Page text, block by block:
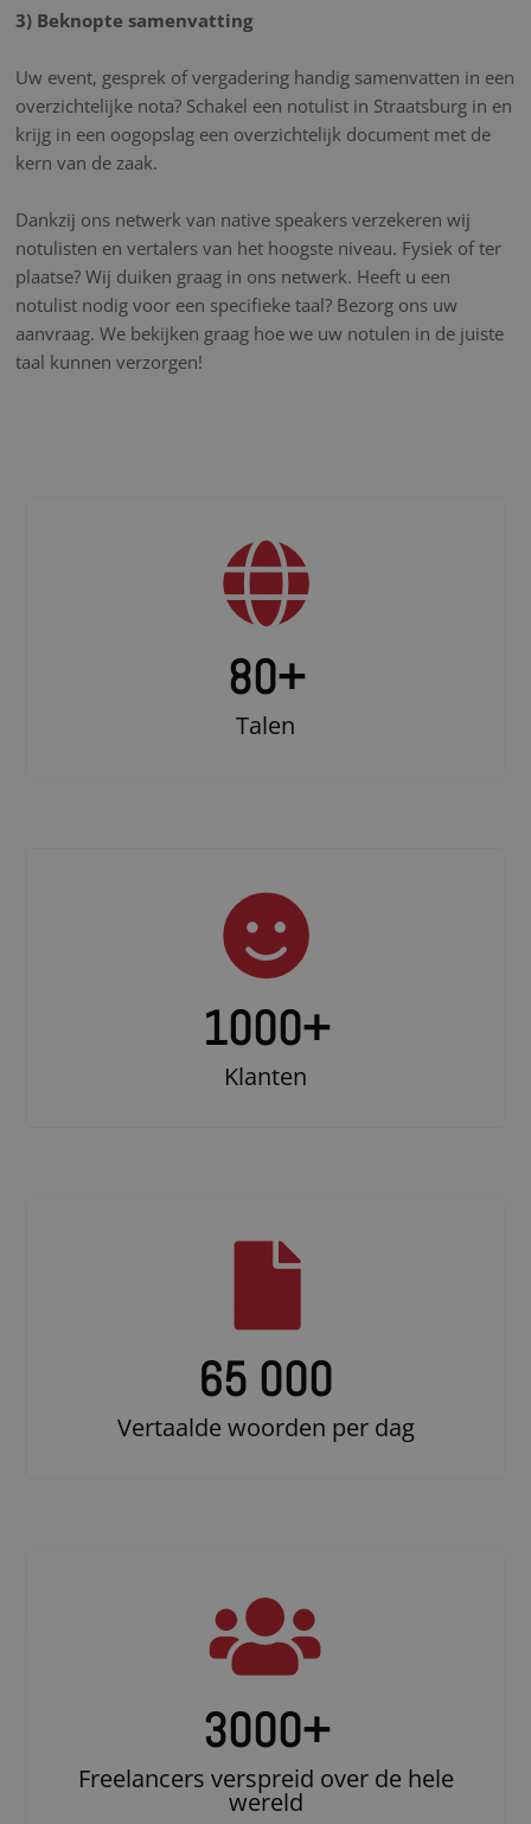
3) Beknopte samenvatting
Uw event, gesprek of vergadering handig samenvatten in een
overzichtelijke nota? Schakel een notulist in Straatsburg in en
krijg in een oogopslag een overzichtelijk document met de
kern van de zaak.
Dankzij ons netwerk van native speakers verzekeren wij
notulisten en vertalers van het hoogste niveau. Fysiek of ter
plaatse? Wij duiken graag in ons netwerk. Heeft u een
notulist nodig voor een specifieke taal? Bezorg ons uw
aanvraag. We bekijken graag hoe we uw notulen in de juiste
taal kunnen verzorgen!
80+
Talen
1000+
Klanten
65 000
Vertaalde woorden per dag
3000+
Freelancers verspreid over de hele
wereld